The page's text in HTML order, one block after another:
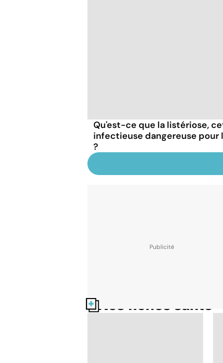
Qu'est-ce que la listériose,
infectieuse dangereuse pour
?
Nos fiches santé